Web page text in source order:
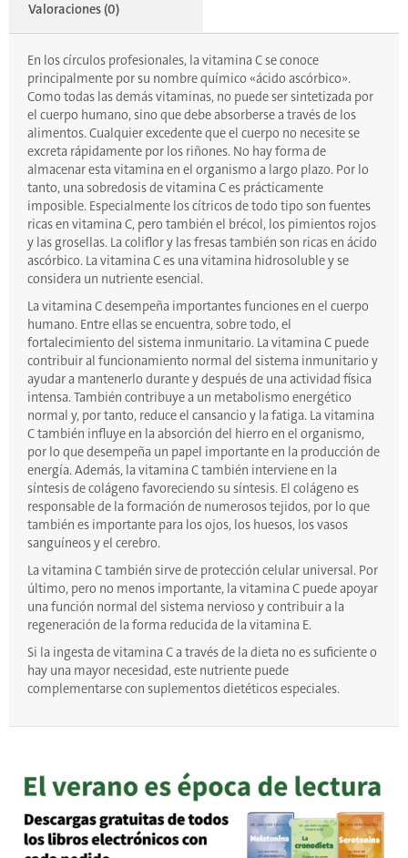
Valoraciones (0)
En los círculos profesionales, la vitamina C se conoce
principalmente por su nombre químico «ácido ascórbico».
Como todas las demás vitaminas, no puede ser sintetizada por
el cuerpo humano, sino que debe absorberse a través de los
alimentos. Cualquier excedente que el cuerpo no necesite se
excreta rápidamente por los riñones. No hay forma de
almacenar esta vitamina en el organismo a largo plazo. Por lo
tanto, una sobredosis de vitamina C es prácticamente
imposible. Especialmente los cítricos de todo tipo son fuentes
ricas en vitamina C, pero también el brécol, los pimientos rojos
y las grosellas. La coliflor y las fresas también son ricas en ácido
ascórbico. La vitamina C es una vitamina hidrosoluble y se
considera un nutriente esencial.
La vitamina C desempeña importantes funciones en el cuerpo
humano. Entre ellas se encuentra, sobre todo, el
fortalecimiento del sistema inmunitario. La vitamina C puede
contribuir al funcionamiento normal del sistema inmunitario y
ayudar a mantenerlo durante y después de una actividad física
intensa. También contribuye a un metabolismo energético
normal y, por tanto, reduce el cansancio y la fatiga. La vitamina
C también influye en la absorción del hierro en el organismo,
por lo que desempeña un papel importante en la producción de
energía. Además, la vitamina C también interviene en la
síntesis de colágeno favoreciendo su síntesis. El colágeno es
responsable de la formación de numerosos tejidos, por lo que
también es importante para los ojos, los huesos, los vasos
sanguíneos y el cerebro.
La vitamina C también sirve de protección celular universal. Por
último, pero no menos importante, la vitamina C puede apoyar
una función normal del sistema nervioso y contribuir a la
regeneración de la forma reducida de la vitamina E.
Si la ingesta de vitamina C a través de la dieta no es suficiente o
hay una mayor necesidad, este nutriente puede
complementarse con suplementos dietéticos especiales.